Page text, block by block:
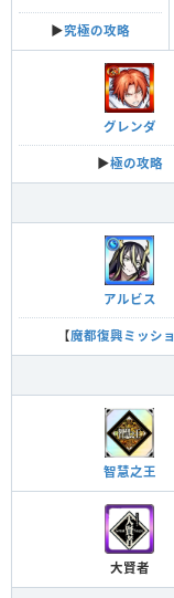
▶︎究極の攻略
グレンダ
▶︎極の攻略
アルビス
【魔都復興ミッシ
智慧之王
大賢者